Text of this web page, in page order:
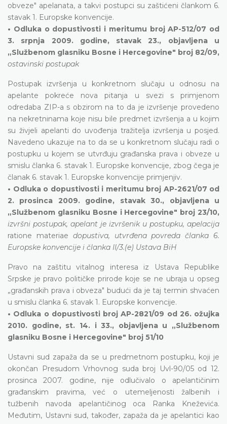
obveze" apelanata, a takvi postupci su zaštićeni člankom 6.
stavak 1. Europske konvencije.
• Odluka o dopustivosti i meritumu broj AP-512/07 od
3. srpnja 2009. godine, stavak 23., objavljena u
„Službenom glasniku Bosne i Hercegovine" broj 82/09,
ostavinski postupak
Postupak izvršenja u konkretnom slučaju u odnosu na
apelante pokreće nova pitanja u svezi s primjenom
odredaba ZIP-a s obzirom na to da je izvršenje provedeno
na nekretninama koje nisu bile predmet izvršenja a u kojim
su živjeli apelanti do uvođenja tražitelja izvršenja u posjed.
Navedeno ukazuje na to da se u konkretnom slučaju radi o
postupku u kojem se utvrđuju građanska prava i obveze u
smislu članka 6. stavak 1. Europske konvencije, zbog čega je
članak 6. stavak 1. Europske konvencije primjenjiv.
• Odluka o dopustivosti i meritumu broj AP-2621/07 od
2. prosinca 2009. godine, stavak 30., objavljena u
„Službenom glasniku Bosne i Hercegovine" broj 23/10,
izvršni postupak, apelant je izvršenik u postupku, apelacija
ratione materiae dopustiva, utvrđena povreda članka 6.
Europske konvencije i članka II/3.(e) Ustava BiH
Pravo na zaštitu vitalnog interesa iz Ustava Republike
Srpske je pravo političke prirode koje se ne ubraja u opseg
„građanskih prava i obveza" budući da je taj termin shvaćen
u smislu članka 6. stavak 1. Europske konvencije.
• Odluka o dopustivosti broj AP-2821/09 od 26. ožujka
2010. godine, st. 14. i 33., objavljena u „Službenom
glasniku Bosne i Hercegovine" broj 51/10
Ustavni sud zapaža da se u predmetnom postupku, koji je
okončan Presudom Vrhovnog suda broj Uvl-90/05 od 12.
prosinca 2007. godine, nije odlučivalo o apelantičinim
građanskim pravima, već o utemeljenosti žalbenih i
tužbenih navoda apelantičinog oca Ranka Kneževića.
Međutim, Ustavni sud, također, zapaža da je apelantici kao